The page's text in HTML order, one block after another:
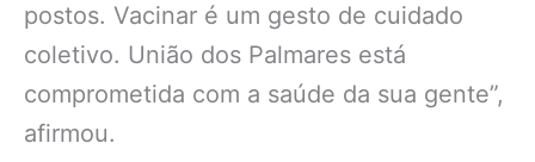
postos. Vacinar é um gesto de cuidado
coletivo. União dos Palmares está
comprometida com a saúde da sua gente”,
afirmou.